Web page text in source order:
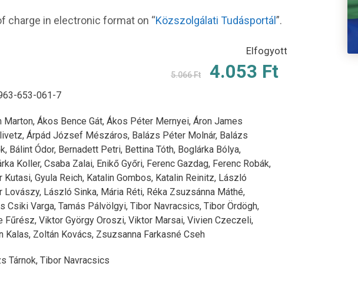
5.066Ft
Original
was:
5.066 Ft.
4.053 Ft
Current
is:
4.053 Ft.
charge in electronic format on “Közszolgálati Tudásportál”.
Elfogyott
653-061-7
Marton, Ákos Bence Gát, Ákos Péter Mernyei, Áron James
Árpád József Mészáros, Balázs Péter Molnár, Balázs
Bálint Ódor, Bernadett Petri, Bettina Tóth, Boglárka Bólya,
Koller, Csaba Zalai, Enikő Győri, Ferenc Gazdag, Ferenc Robák,
Kutasi, Gyula Reich, Katalin Gombos, Katalin Reinitz, László
Lovászy, László Sinka, Mária Réti, Réka Zsuzsánna Máthé,
Csiki Varga, Tamás Pálvölgyi, Tibor Navracsics, Tibor Ördögh,
Fűrész, Viktor György Oroszi, Viktor Marsai, Vivien Czeczeli,
Kalas, Zoltán Kovács, Zsuzsanna Farkasné Cseh
Tárnok, Tibor Navracsics